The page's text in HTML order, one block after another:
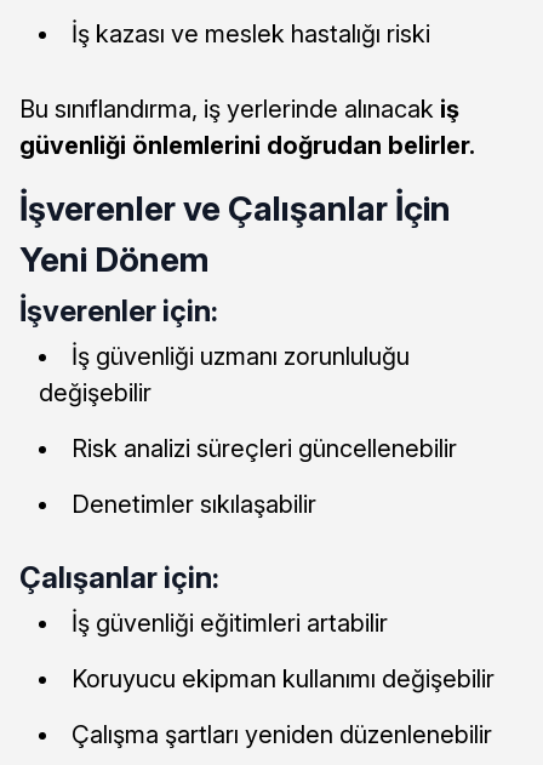
İş kazası ve meslek hastalığı riski
Bu sınıflandırma, iş yerlerinde alınacak iş
güvenliği önlemlerini doğrudan belirler.
İşverenler ve Çalışanlar İçin
Yeni Dönem
İşverenler için:
İş güvenliği uzmanı zorunluluğu
değişebilir
Risk analizi süreçleri güncellenebilir
Denetimler sıkılaşabilir
Çalışanlar için:
İş güvenliği eğitimleri artabilir
Koruyucu ekipman kullanımı değişebilir
Çalışma şartları yeniden düzenlenebilir